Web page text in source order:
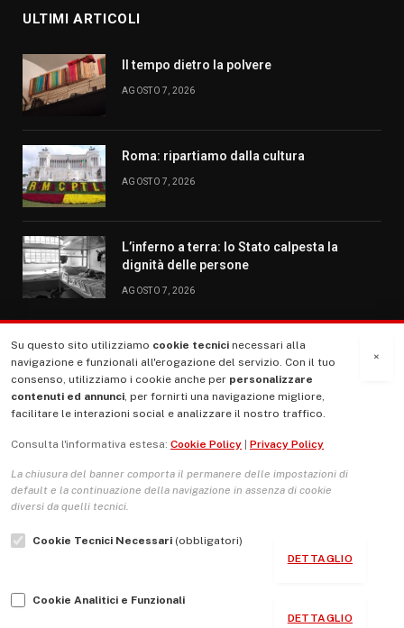
ULTIMI ARTICOLI
Il tempo dietro la polvere
AGOSTO 7, 2026
Roma: ripartiamo dalla cultura
AGOSTO 7, 2026
L’inferno a terra: lo Stato calpesta la
dignità delle persone
AGOSTO 7, 2026
MENU
La Nostra Storia
Le Copertine
L’Associazione
Indirizzo Socio Politico Culturale
Guida per le autrici e gli autori
×
Su questo sito utilizziamo cookie tecnici necessari alla
navigazione e funzionali all'erogazione del servizio. Con il tuo
consenso, utilizziamo i cookie anche per personalizzare
contenuti ed annunci, per fornirti una navigazione migliore,
facilitare le interazioni social e analizzare il nostro traffico.
Consulta l'informativa estesa: Cookie Policy Privacy Policy
La chiusura del banner comporta il permanere delle impostazioni di
default e la continuazione della navigazione in assenza di cookie
diversi da quelli tecnici.
Cookie Tecnici Necessari (obbligatori)
DETTAGLIO
Cookie Analitici e Funzionali
DETTAGLIO